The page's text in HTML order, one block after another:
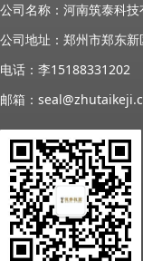
公司名称：河南筑泰科技
公司地址：郑州市郑东
电话：李15188331202
邮箱：